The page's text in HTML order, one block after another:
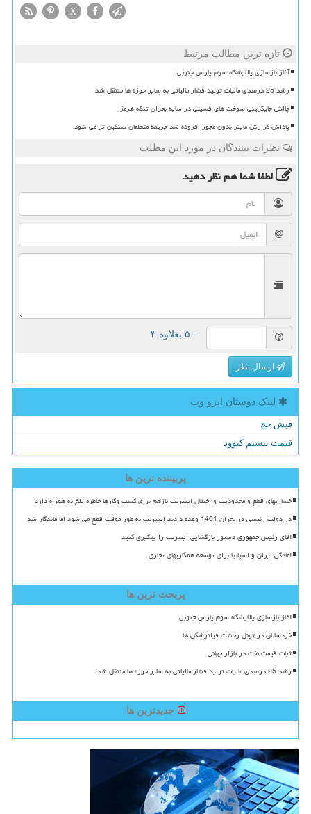
X
تازه ترین مطالب مرتبط
آغاز بازسازی پالایشگاه سوم پارس جنوبی
رشد 25 درصدی مالیات تولید فشار مالیاتی به سایر حوزه ها منتقل شد
چالش جایگزینی سوخت های فسیلی در سایه بحران تنگه هرمز
پاداش گزارش ماینر بدون مجوز افزوده شد جریمه متخلفان سنگین تر می شود
نظرات بینندگان در مورد این مطلب
لطفا شما همنظر دهید
= ۵ بعلاوه ۳
ارسال نظر
لینک دوستان ایزو وب
فیش حج
قیمت بیسیم کنوود
پربیننده ترین ها
خسارتهای قطع و محدودیت و اختلال اینترنت بازهم برای کسب وکارها خاطره تلخ به همراه دارد
در دولت رئیسی در بحران 1401 وعده دادند اینترنت به طور موقت قطع می شود اما ماندگار شد
آقای رئیس جمهوری دستور بازگشایی اینترنت را پیگیری کنید
آمادگی ایران و اسپانیا برای توسعه همکاریهای تجاری
پربحث ترین ها
آغاز بازسازی پالایشگاه سوم پارس جنوبی
خردسالان در تونل وحشت فیلترشکن ها
ثبات قیمت نفت در بازار جهانی
رشد 25 درصدی مالیات تولید فشار مالیاتی به سایر حوزه ها منتقل شد
جدیدترین ها